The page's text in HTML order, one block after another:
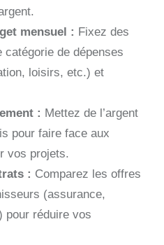
mensuel : Fixez des
catégorie de dépenses
loisirs, etc.) et
: Mettez de l’argent
pour faire face aux
vos projets.
: Comparez les offres
(assurance,
pour réduire vos